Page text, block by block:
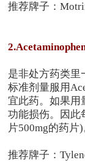
推荐牌子：
是非处方药类里
标准剂量服用
宜此药。如果用
功能损伤。因此
片500mg的药片)
推荐牌子：